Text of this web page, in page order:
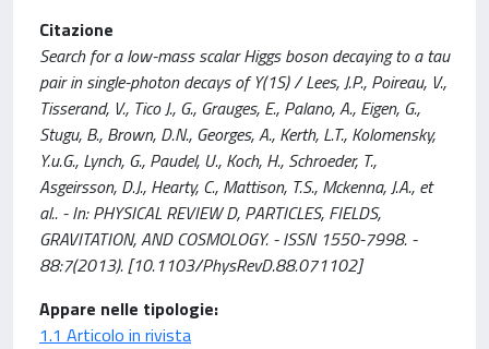
Citazione
Search for a low-mass scalar Higgs boson decaying to a tau
pair in single-photon decays of Y(1S) / Lees, J.P., Poireau, V.,
Tisserand, V., Tico J., G., Grauges, E., Palano, A., Eigen, G.,
Stugu, B., Brown, D.N., Georges, A., Kerth, L.T., Kolomensky,
Y.u.G., Lynch, G., Paudel, U., Koch, H., Schroeder, T.,
Asgeirsson, D.J., Hearty, C., Mattison, T.S., Mckenna, J.A., et
al.. - In: PHYSICAL REVIEW D, PARTICLES, FIELDS,
GRAVITATION, AND COSMOLOGY. - ISSN 1550-7998. -
88:7(2013). [10.1103/PhysRevD.88.071102]
Appare nelle tipologie:
1.1 Articolo in rivista